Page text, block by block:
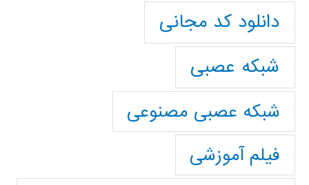
دانلود کد مجانی
شبکه عصبی
شبکه عصبی مصنوعی
فیلم آموزشی